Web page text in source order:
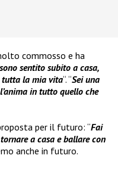
commosso e ha
sentito subito a casa,
tutta la mia vita“. “Sei una
in tutto quello che
per il futuro: “Fai
a casa e ballare con
anche in futuro.